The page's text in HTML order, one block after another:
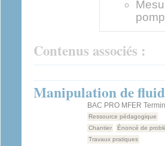
Contenus associés :
Manipulation de
BAC PRO MFER
Ressource pédagogique
Chantier
Énoncé de
Travaux pratiques